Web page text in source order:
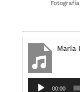
Reproductor
00:00